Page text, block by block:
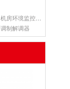
机房环境监控设备
调制解调器